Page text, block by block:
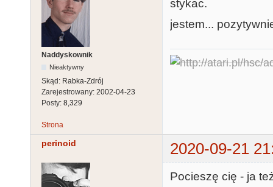
Naddyskownik
Nieaktywny
Skąd: Rabka-Zdrój
Zarejestrowany: 2002-04-23
Posty: 8,329
stykac.
jestem...
Strona
perinoid 2020-09-21
Pocieszę cię - ja